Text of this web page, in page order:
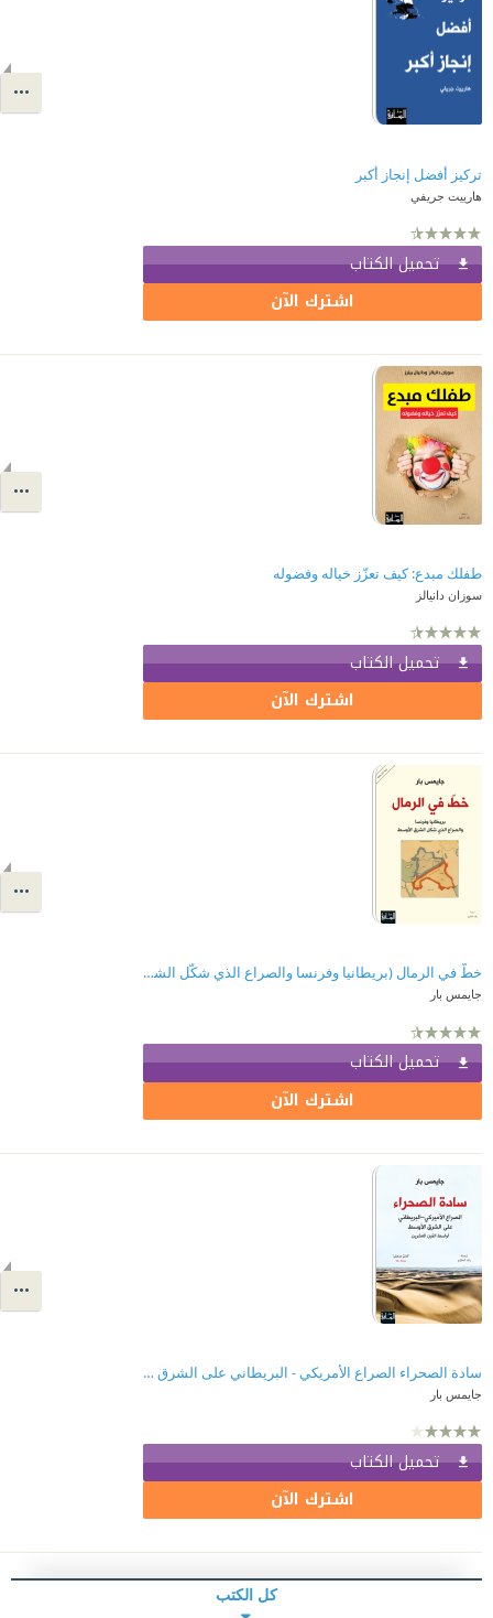
تركيز أفضل إنجاز أكبر
هارييت جريفي
تحميل الكتاب
اشترك الآن
طفلك مبدع: كيف تعزّز خياله وفضوله
سوزان دانيالز
تحميل الكتاب
اشترك الآن
خطّ في الرمال (بريطانيا وفرنسا والصراع الذي شكّل الشرق الأوسط)
جايمس بار
تحميل الكتاب
اشترك الآن
سادة الصحراء الصراع الأمريكي - البريطاني على الشرق الأوسط
جايمس بار
تحميل الكتاب
اشترك الآن
كل الكتب